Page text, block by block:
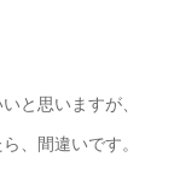
と思いますが、
、間違いです。